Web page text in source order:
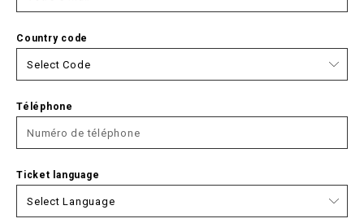
Country code
Téléphone
Ticket language